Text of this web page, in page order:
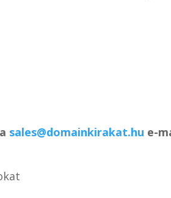
sales@domainkirakat.hu e-